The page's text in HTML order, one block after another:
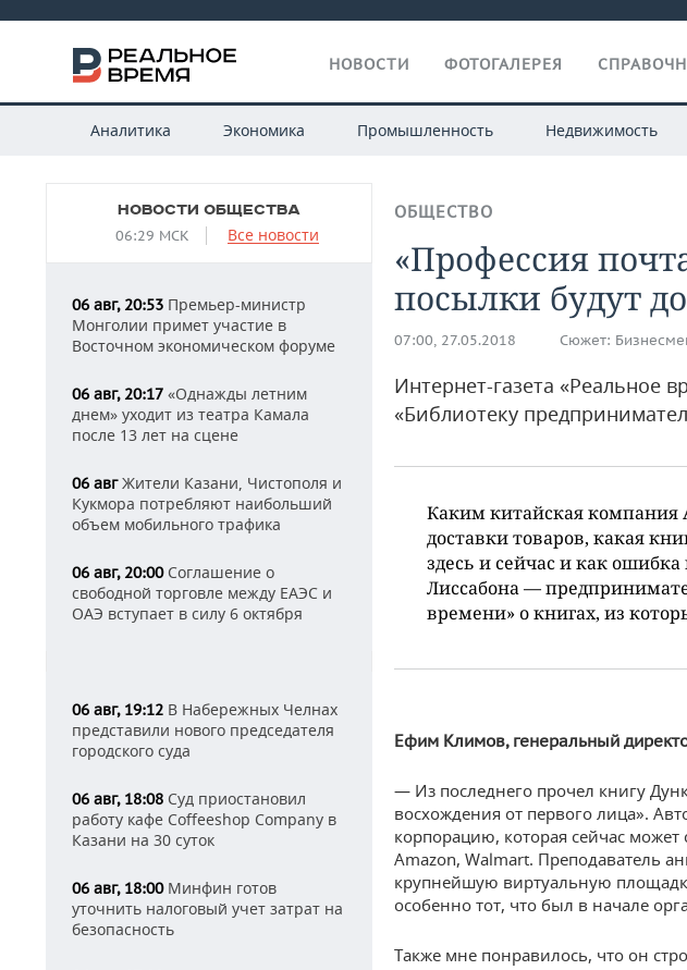
НОВОСТИ ФОТОГАЛЕРЕЯ
Аналитика Экономика Промышленность Недвижимость
НОВОСТИ ОБЩЕСТВА
06:29 МСК Все новости
06 авг, 20:53 Премьер-министр
Монголии примет участие в
Восточном экономическом форуме
06 авг, 20:17 «Однажды летним
днем» уходит из театра Камала
после 13 лет на сцене
06 авгЖители Казани, Чистополя и
Кукмора потребляют наибольший
объем мобильного трафика
06 авг, 20:00Соглашение о
свободной торговле между ЕАЭС и
ОАЭ вступает в силу 6 октября
06 авг, 19:12 В Набережных Челнах
представили нового председателя
городского суда
06 авг, 18:08 Суд приостановил
работу кафе Coffeeshop Company в
Казани на 30 суток
06 авг, 18:00Минфин готов
уточнить налоговый учет затрат на
безопасность
ОБЩЕСТВО
«Профессия
посылки будут
07:00, 27.05.2018 Сюжет:
Интернет-газета «Реальное
«Библиотеку
Каким китайская компания
доставки товаров, какая
здесь и сейчас и как
Лиссабона —
времени» о книгах, из
Ефим Климов, генеральный
— Из последнего прочел книгу
восхождения от первого лица».
корпорацию, которая сейчас
Amazon, Walmart. Преподаватель
крупнейшую виртуальную
особенно тот, что был в начале
Также мне понравилось, что он